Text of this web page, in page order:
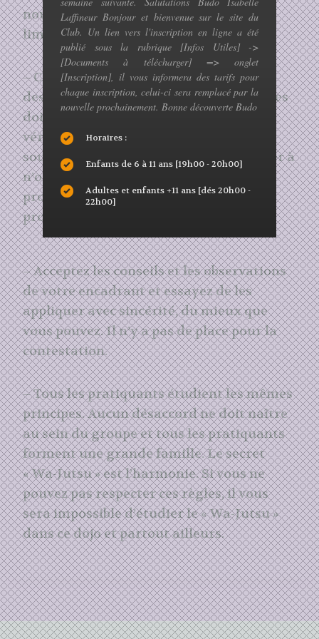
nous devons être conscients de nos
limites.
– Chacun à des possibilités physiques et
des raisons différentes de pratiquer. Elles
doivent être respectées. Le « Wa-Jutsu »
véritable est l’application correcte et
souple de la technique. Vous devez veiller à
n’occasionner aucune blessure. Il faut
protéger votre partenaire et vous
protéger vous-même.
– Acceptez les conseils et les observations
de votre encadrant et essayez de les
appliquer avec sincérité, du mieux que
vous pouvez. Il n’y a pas de place pour la
contestation.
– Tous les pratiquants étudient les mêmes
principes. Aucun désaccord ne doit naître
au sein du groupe et tous les pratiquants
forment une grande famille. Le secret
« Wa-Jutsu » est l’harmonie. Si vous ne
pouvez pas respecter ces règles, il vous
sera impossible d’étudier le « Wa-Jutsu »
dans ce dojo et partout ailleurs.
Laffineur Bonjour et bienvenue sur le site du
Club. Un lien vers l'inscription en ligne a été
publié sous la rubrique [Infos Utiles] ->
[Documents à télécharger] => onglet
[Inscription], il vous informera des tarifs pour
chaque inscription, celui-ci sera remplacé par la
nouvelle prochainement. Bonne découverte Budo
Horaires :
Enfants de 6 à 11 ans [19h00 - 20h00]
Adultes et enfants +11 ans [dés 20h00 -
22h00]